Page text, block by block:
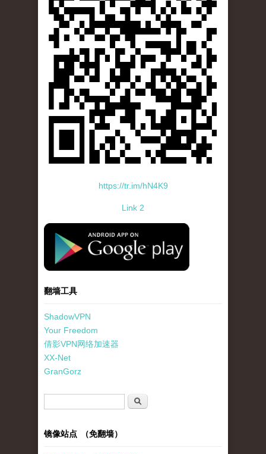
https://tr.im/hN4K9
Link 2
standard-icon-googleplay-app-store.png
翻墙工具
ShadowVPN
Your Freedom
倩影VPN网络加速器
XX-Net
GranGorz
搜索
镜像站点 （免翻墙）